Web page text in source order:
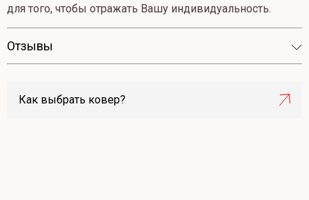
для того, чтобы отражать Вашу индивидуальность.
Отзывы
Как выбрать ковер?